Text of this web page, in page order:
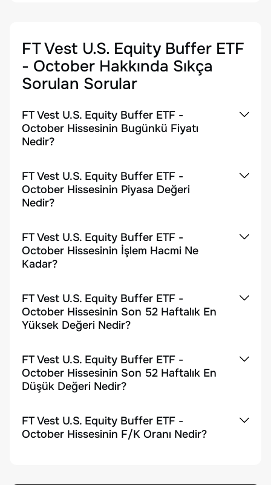
FT Vest U.S. Equity Buffer ETF
- October Hakkında Sıkça
Sorulan Sorular
FT Vest U.S. Equity Buffer ETF -
October Hissesinin Bugünkü Fiyatı
Nedir?
FT Vest U.S. Equity Buffer ETF -
October Hissesinin Piyasa Değeri
Nedir?
FT Vest U.S. Equity Buffer ETF -
October Hissesinin İşlem Hacmi Ne
Kadar?
FT Vest U.S. Equity Buffer ETF -
October Hissesinin Son 52 Haftalık En
Yüksek Değeri Nedir?
FT Vest U.S. Equity Buffer ETF -
October Hissesinin Son 52 Haftalık En
Düşük Değeri Nedir?
FT Vest U.S. Equity Buffer ETF -
October Hissesinin F/K Oranı Nedir?